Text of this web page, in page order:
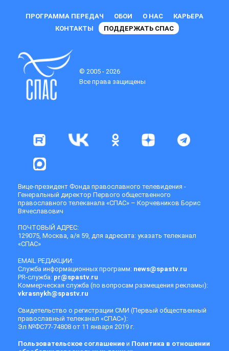
ПРОГРАММА ПЕРЕДАЧ ОБОИ О НАС
КАРЬЕРА
КОНТАКТЫ
ПОДДЕРЖАТЬ СПАС
© 2005 - 2026
Все права защищены
Вице-президент Фонда православного телевидения -
Генеральный директор Первого общественного
православного телеканала «СПАС» – Корчевников Борис
Вячеславович
ПОЧТОВЫЙ АДРЕС:
129075, Москва, а/я 59, для адресата: указать телеканал
«СПАС»
EMAIL РЕДАКЦИИ:
Служба информационных программ: news@spastv.ru
PR-служба: pr@spastv.ru
Коммерческая служба (по вопросам размещения рекламы):
vkrasnykh@spastv.ru
Свидетельство о регистрации СМИ (Первый общественный
православный телеканал «СПАС»):
Эл №ФС77-74808 от 11 января 2019 г.
Пользовательское соглашение и Политика в отношении